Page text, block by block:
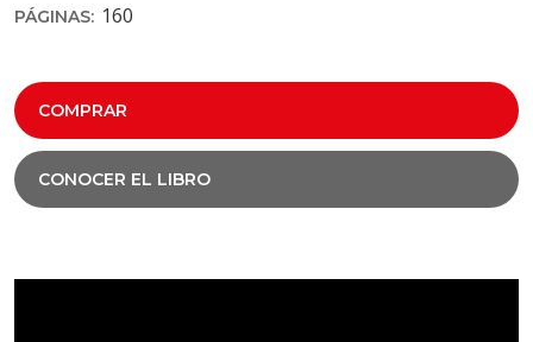
PÁGINAS: 160
COMPRAR
CONOCER EL LIBRO